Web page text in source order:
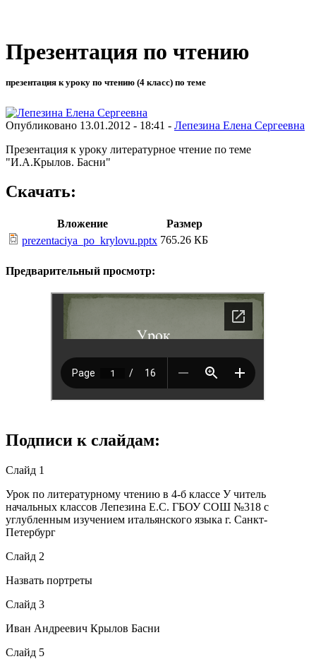
Презентация по чтению
презентация к уроку по чтению (4 класс) по теме
Опубликовано 13.01.2012 - 18:41 - Лепезина Елена Сергеевна
Презентация к уроку литературное чтение по теме
"И.А.Крылов. Басни"
Скачать:
Вложение
Размер
prezentaciya_po_krylovu.pptx 765.26 КБ
Предварительный просмотр:
Подписи к слайдам:
Слайд 1
Урок по литературному чтению в 4-б классе У читель
начальных классов Лепезина Е.С. ГБОУ СОШ №318 с
углубленным изучением итальянского языка г. Санкт-
Петербург
Слайд 2
Назвать портреты
Слайд 3
Иван Андреевич Крылов Басни
Слайд 5